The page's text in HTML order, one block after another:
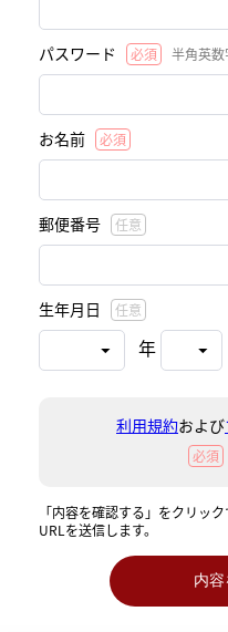
パスワード 必須 半角英
お名前 必須
郵便番号 任意
生年月日 任意
年
利用規約および
必須
「内容を確認する」をクリッ
URLを送信します。
内